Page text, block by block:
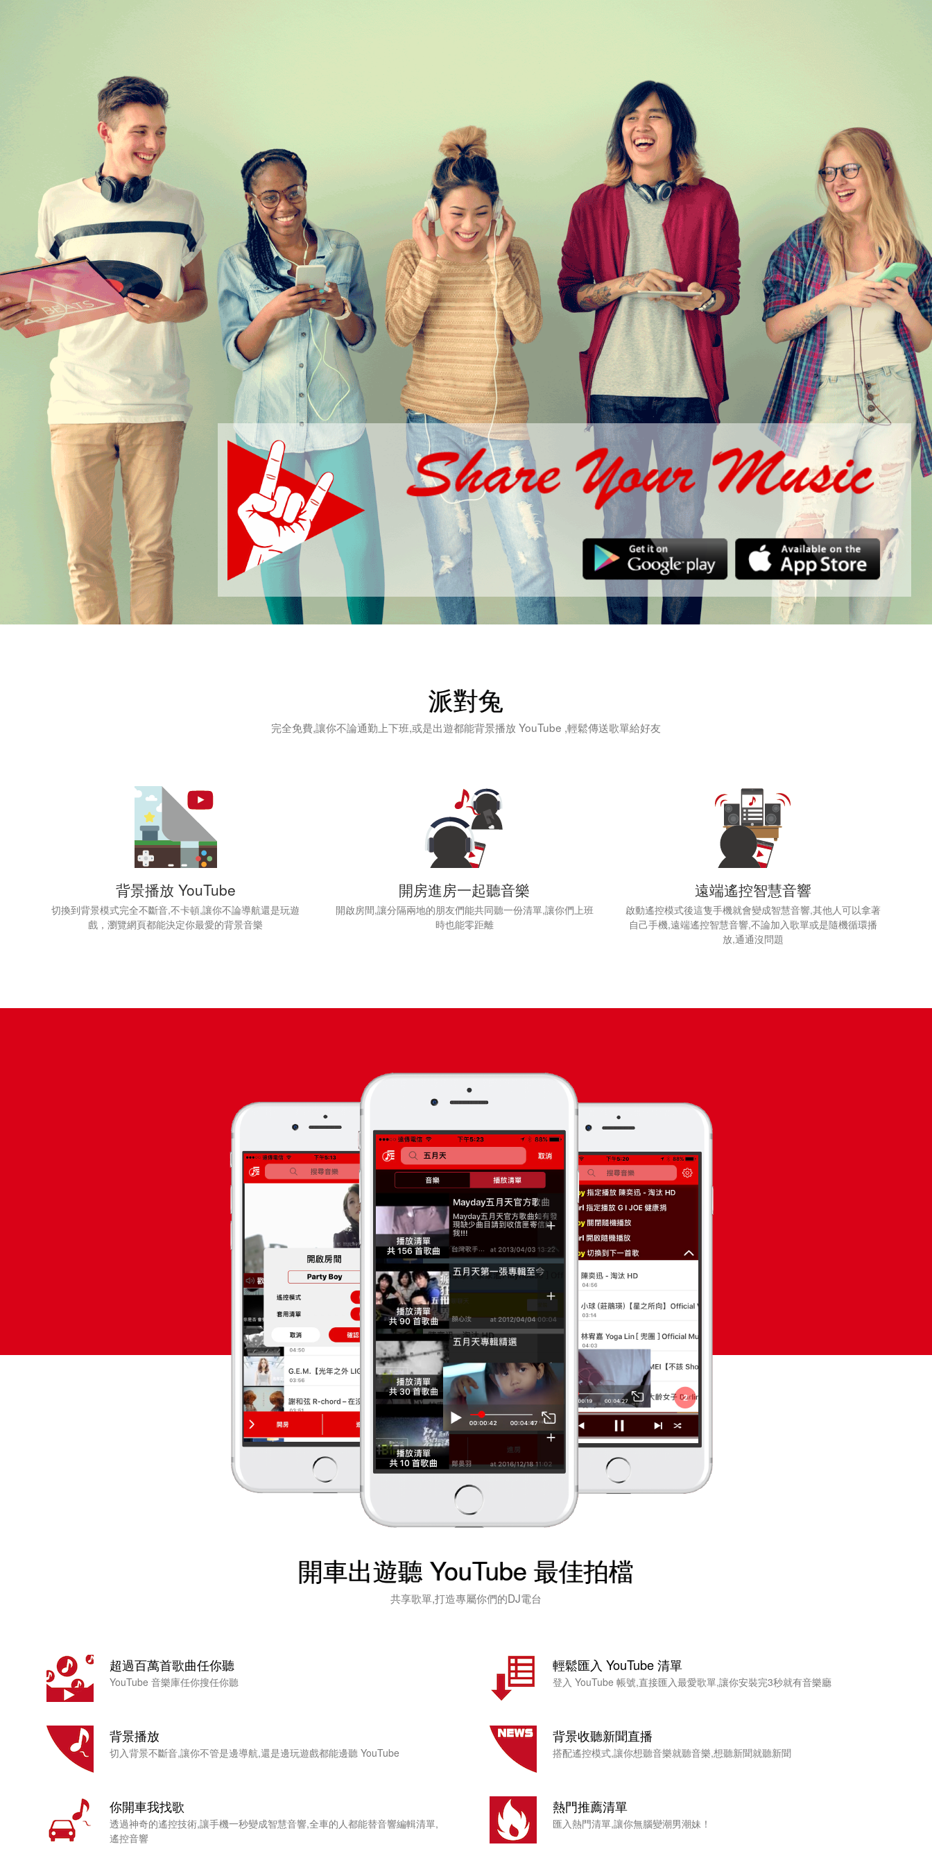
派對兔
完全免費,讓你不論通勤上下班,或是出遊都能背景播放 YouTube ,輕鬆傳送歌單給好友
背景播放 YouTube
切換到背景模式完全不斷音,不卡頓,讓你不論導航還是玩遊
戲，瀏覽網頁都能決定你最愛的背景音樂
開房進房一起聽音樂
開啟房間,讓分隔兩地的朋友們能共同聽一份清單,讓你們上班
時也能零距離
遠端遙控智慧音響
啟動遙控模式後這隻手機就會變成智慧音響,其他人可以拿著
自己手機,遠端遙控智慧音響,不論加入歌單或是隨機循環播
放,通通沒問題
開車出遊聽 YouTube 最佳拍檔
共享歌單,打造專屬你們的DJ電台
超過百萬首歌曲任你聽
YouTube 音樂庫任你搜任你聽
背景播放
切入背景不斷音,讓你不管是邊導航,還是邊玩遊戲都能邊聽 YouTube
你開車我找歌
透過神奇的遙控技術,讓手機一秒變成智慧音響,全車的人都能替音響編輯清單,
遙控音響
輕鬆匯入 YouTube 清單
登入 YouTube 帳號,直接匯入最愛歌單,讓你安裝完3秒就有音樂廳
背景收聽新聞直播
搭配遙控模式,讓你想聽音樂就聽音樂,想聽新聞就聽新聞
熱門推薦清單
匯入熱門清單,讓你無腦變潮男潮妹！